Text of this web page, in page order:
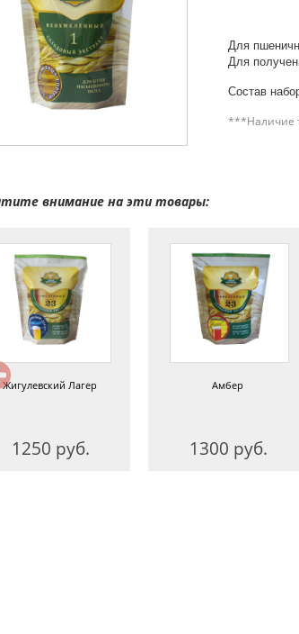
Для
Для
Состав
***Наличие
внимание на эти товары:
Жигулевский Лагер
1250 руб.
Амбер
1300 руб.